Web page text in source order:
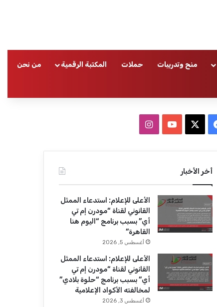
منح وتدريبات حملات المكتبة الرقمية من نحن
ب
و
ك
u
T
u
e
ا
ت
ق
ر
ا
م
أخر الأخبار
الأعلى للإعلام: استدعاء الممثل
القانوني لقناة “مودرن إم تي
أي” بسبب برنامج “اليوم هنا
القاهرة”
أغسطس 5, 2026
الأعلى للإعلام: استدعاء الممثل
القانوني لقناة “مودرن إم تي
أي” بسبب برنامج “حلوة بلادي”
لمخالفته الأكواد الإعلامية
أغسطس 3, 2026